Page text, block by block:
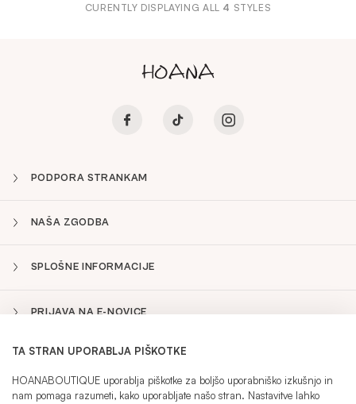
Sidebar
CURENTLY DISPLAYING ALL 4 STYLES
PODPORA STRANKAM
NAŠA ZGODBA
SPLOŠNE INFORMACIJE
PRIJAVA NA E-NOVICE
TA STRAN UPORABLJA PIŠKOTKE
HOANABOUTIQUE uporablja piškotke za boljšo uporabniško izkušnjo in
nam pomaga razumeti, kako uporabljate našo stran. Nastavitve lahko